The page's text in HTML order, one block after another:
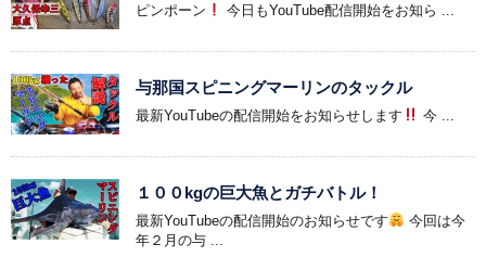
ピンポーン 今日もYouTube配信開始をお知ら ...
与那国スピニングマーリンのタックル
最新YouTubeの配信開始をお知らせします 今 ...
１００kgの巨大魚とガチバトル！
最新YouTubeの配信開始のお知らせです
今回は今
年２月の与 ...